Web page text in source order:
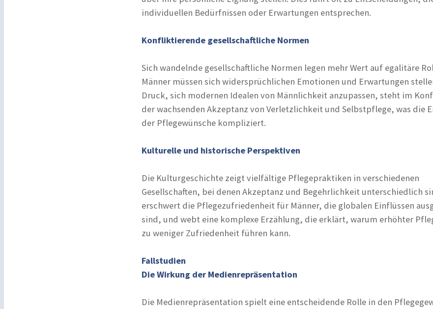
individuellen Bedürfnissen oder Erwartungen entsprechen.
Konfliktierende gesellschaftliche Normen
Sich wandelnde gesellschaftliche Normen legen mehr Wert auf egalitäre
Männer müssen sich widersprüchlichen Emotionen und Erwartungen
Druck, sich modernen Idealen von Männlichkeit anzupassen, steht im
der wachsenden Akzeptanz von Verletzlichkeit und Selbstpflege, was die
der Pflegewünsche kompliziert.
Kulturelle und historische Perspektiven
Die Kulturgeschichte zeigt vielfältige Pflegepraktiken in verschiedenen
Gesellschaften, bei denen Akzeptanz und Begehrlichkeit unterschiedlich
erschwert die Pflegezufriedenheit für Männer, die globalen Einflüssen
sind, und webt eine komplexe Erzählung, die erklärt, warum erhöhter
zu weniger Zufriedenheit führen kann.
Fallstudien
Die Wirkung der Medienrepräsentation
Die Medienrepräsentation spielt eine entscheidende Rolle in den